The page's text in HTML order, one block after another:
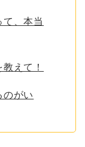
、本当
えて！
のがい